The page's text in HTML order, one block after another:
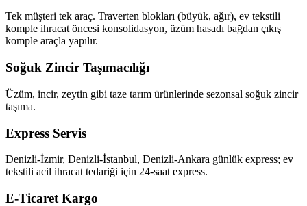
Tek müşteri tek araç. Traverten blokları (büyük, ağır), ev tekstili
komple ihracat öncesi konsolidasyon, üzüm hasadı bağdan çıkış
komple araçla yapılır.
Soğuk Zincir Taşımacılığı
Üzüm, incir, zeytin gibi taze tarım ürünlerinde sezonsal soğuk zincir
taşıma.
Express Servis
Denizli-İzmir, Denizli-İstanbul, Denizli-Ankara günlük express; ev
tekstili acil ihracat tedariği için 24-saat express.
E-Ticaret Kargo